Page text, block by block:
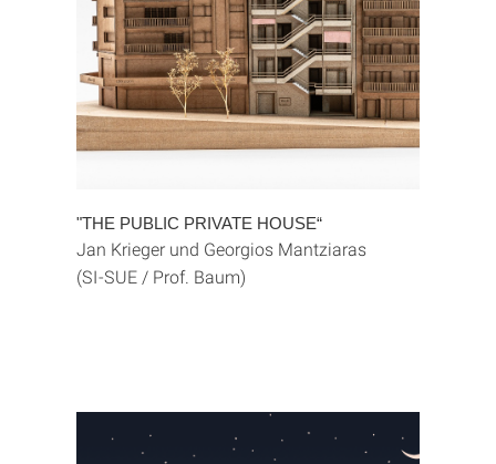
"THE PUBLIC PRIVATE HOUSE“
Jan Krieger und Georgios Mantziaras
(SI-SUE / Prof. Baum)